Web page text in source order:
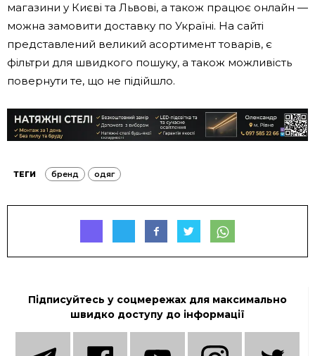
магазини у Києві та Львові, а також працює онлайн —
можна замовити доставку по Україні. На сайті
представлений великий асортимент товарів, є
фільтри для швидкого пошуку, а також можливість
повернути те, що не підійшло.
ТЕГИ бренд одяг
Підписуйтесь у соцмережах для максимально
швидко доступу до інформації